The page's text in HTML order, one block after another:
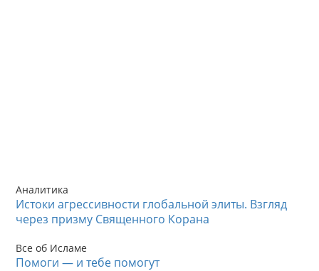
Аналитика
Истоки агрессивности глобальной элиты. Взгляд
через призму Священного Корана
Все об Исламе
Помоги — и тебе помогут